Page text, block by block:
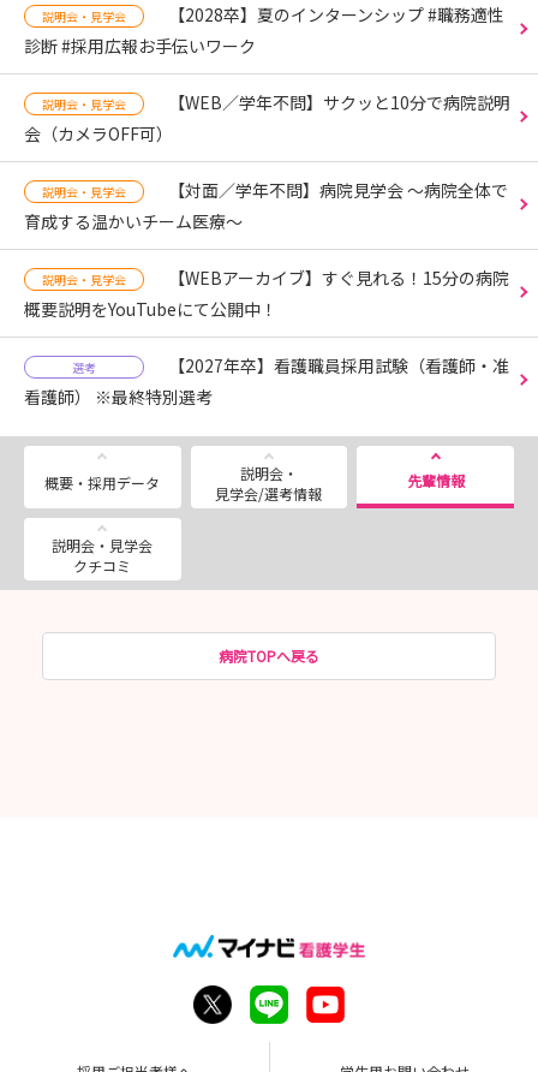
説明会・見学会
【2028卒】夏のインターンシップ #職務適性
診断 #採用広報お手伝いワーク
説明会・見学会
【WEB／学年不問】サクッと10分で病院説明
会（カメラOFF可）
説明会・見学会
【対面／学年不問】病院見学会 ～病院全体で
育成する温かいチーム医療～
説明会・見学会
【WEBアーカイブ】すぐ見れる！15分の病院
概要説明をYouTubeにて公開中！
選考
【2027年卒】看護職員採用試験（看護師・准
看護師） ※最終特別選考
概要・採用データ
説明会・
見学会/選考情報
先輩情報
説明会・見学会
クチコミ
病院TOPへ戻る